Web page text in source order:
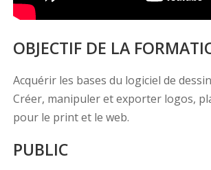
OBJECTIF DE LA
Acquérir les bases du logiciel de
Créer, manipuler et exporter logos,
pour le print et le web.
PUBLIC